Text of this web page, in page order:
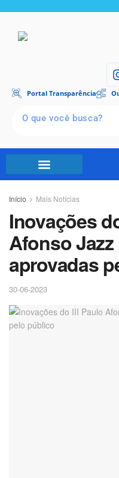
Portal Transparência
Início Mais Notícias
Inovações
Afonso
aprovadas
30-06-2023